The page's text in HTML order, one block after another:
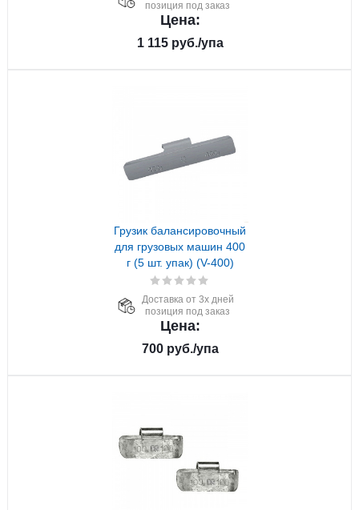
позиция под заказ
Цена:
1 115руб./упа
Грузик балансировочный
для грузовых машин 400
г (5 шт. упак) (V-400)
Доставка от 3х дней
позиция под заказ
Цена:
700руб./упа